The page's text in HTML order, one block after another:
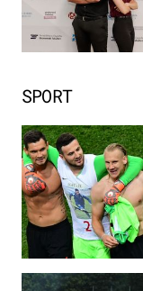
SPORT